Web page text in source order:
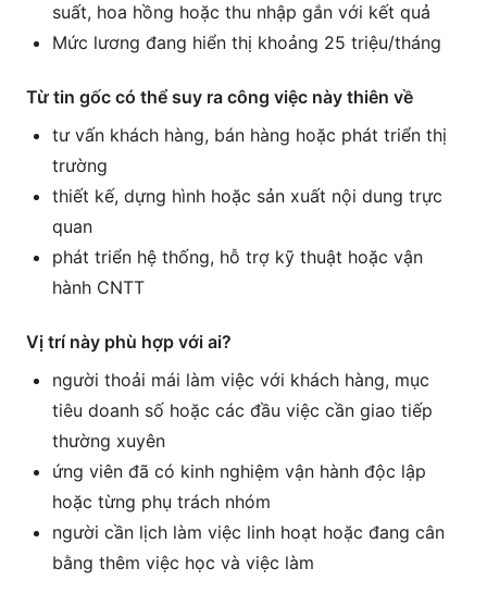
suất, hoa hồng hoặc thu nhập gắn với kết quả
Mức lương đang hiển thị khoảng 25 triệu/tháng
Từ tin gốc có thể suy ra công việc này thiên về
tư vấn khách hàng, bán hàng hoặc phát triển thị
trường
thiết kế, dựng hình hoặc sản xuất nội dung trực
quan
phát triển hệ thống, hỗ trợ kỹ thuật hoặc vận
hành CNTT
Vị trí này phù hợp với ai?
người thoải mái làm việc với khách hàng, mục
tiêu doanh số hoặc các đầu việc cần giao tiếp
thường xuyên
ứng viên đã có kinh nghiệm vận hành độc lập
hoặc từng phụ trách nhóm
người cần lịch làm việc linh hoạt hoặc đang cân
bằng thêm việc học và việc làm